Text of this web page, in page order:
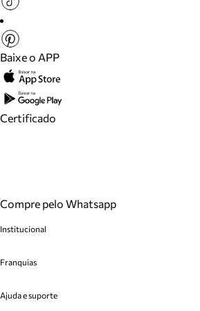
Baixe o APP
Certificado
Compre pelo Whatsapp
Institucional
Cashback
Venda Corporativa
Franquias
Plano de Negócio
Ajuda e suporte